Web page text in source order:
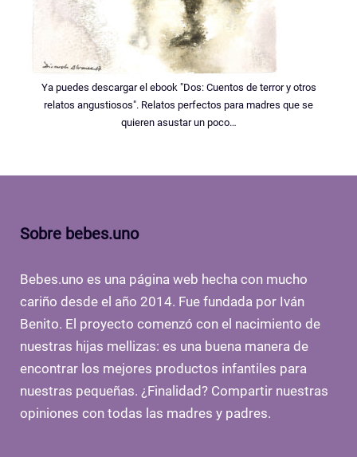
Ya puedes descargar el ebook "Dos: Cuentos de terror y otros
relatos angustiosos". Relatos perfectos para madres que se
quieren asustar un poco…
Sobre bebes.uno
Bebes.uno es una página web hecha con mucho
cariño desde el año 2014. Fue fundada por Iván
Benito. El proyecto comenzó con el nacimiento de
nuestras hijas mellizas: es una buena manera de
encontrar los mejores productos infantiles para
nuestras pequeñas. ¿Finalidad? Compartir nuestras
opiniones con todas las madres y padres.